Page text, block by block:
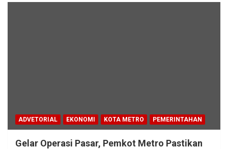
ADVETORIAL EKONOMI KOTA METRO PEMERINTAHAN
Gelar Operasi Pasar, Pemkot Metro Pastikan